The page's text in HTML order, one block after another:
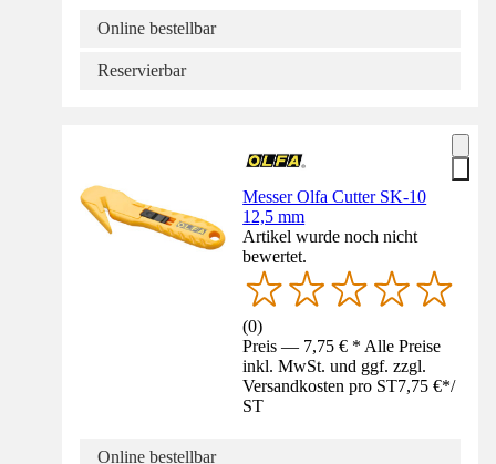
Online bestellbar
Reservierbar
Messer Olfa Cutter SK-10
12,5 mm
Artikel wurde noch nicht
bewertet.
(0)
Preis — 7,75 € * Alle Preise
inkl. MwSt. und ggf. zzgl.
Versandkosten pro ST7,75 €*/
ST
Online bestellbar